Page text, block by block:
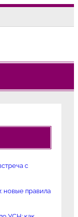
с
новые правила